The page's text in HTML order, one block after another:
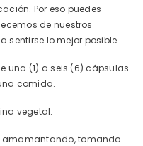
Por eso puedes
de nuestros
sentirse lo mejor posible.
una (1) a seis (6) cápsulas
comida.
vegetal.
amamantando, tomando